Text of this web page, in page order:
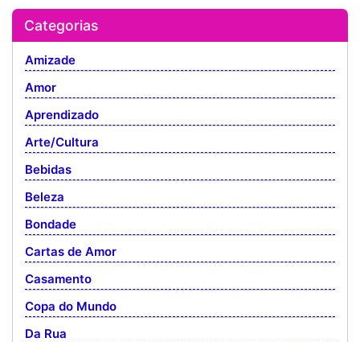
Categorias
Amizade
Amor
Aprendizado
Arte/Cultura
Bebidas
Beleza
Bondade
Cartas de Amor
Casamento
Copa do Mundo
Da Rua